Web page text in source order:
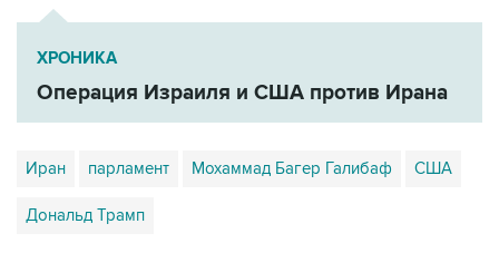
ХРОНИКА
Операция Израиля и США против Ирана
Иран парламент Мохаммад Багер Галибаф США
Дональд Трамп